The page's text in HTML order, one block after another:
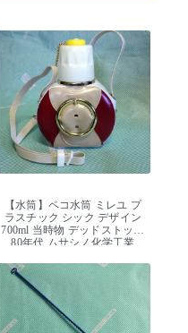
【水筒】ペコ水筒 ミレユ プ
ラスチック シック デザイン
700ml 当時物 デッドストック
80年代 ムサシノ化学工業